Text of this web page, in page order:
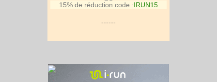
15% de réduction code :IRUN15
------